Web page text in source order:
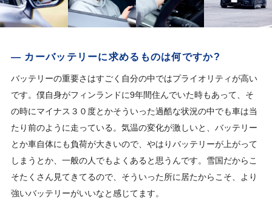
— カーバッテリーに求めるものは何ですか?
バッテリーの重要さはすごく自分の中ではプライオリティが高い
です。僕自身がフィンランドに9年間住んでいた時もあって、そ
の時にマイナス３０度とかそういった過酷な状況の中でも車は当
たり前のように走っている。気温の変化が激しいと、バッテリー
とか車自体にも負荷が大きいので、やはりバッテリーが上がって
しまうとか、一般の人でもよくあると思うんです。雪国だからこ
そたくさん見てきてるので、そういった所に居たからこそ、より
強いバッテリーがいいなと感じてます。